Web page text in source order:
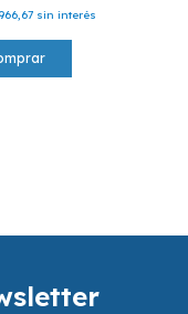
sin interés